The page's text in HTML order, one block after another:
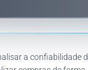
a confiabilidade